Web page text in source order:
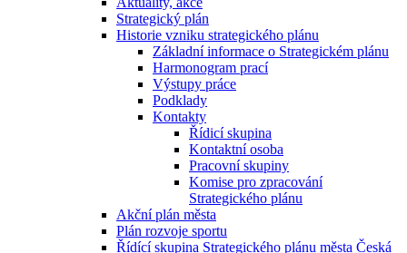
Strategický plán
Historie vzniku strategického plánu
Základní informace o Strategickém plánu
Harmonogram prací
Výstupy práce
Podklady
Kontakty
Řídicí skupina
Kontaktní osoba
Pracovní skupiny
Komise pro zpracování
Strategického plánu
Akční plán města
Plán rozvoje sportu
Řídící skupina Strategického plánu města Česká